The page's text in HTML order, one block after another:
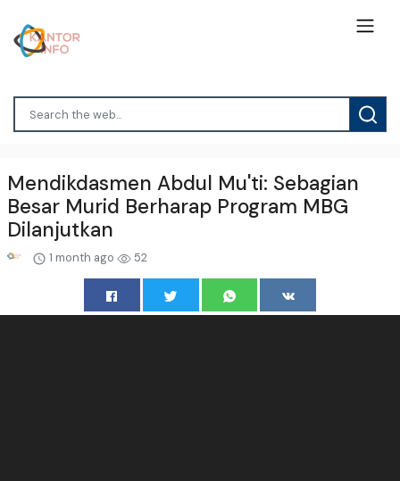
Mendikdasmen Abdul Mu'ti: Sebagian
Besar Murid Berharap Program MBG
Dilanjutkan
1 month ago 52